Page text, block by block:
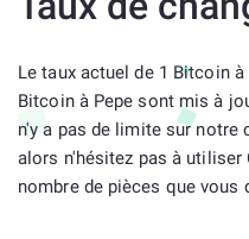
Le taux actuel de 1 Bitcoin
Bitcoin à Pepe sont mis à
n'y a pas de limite sur notre
alors n'hésitez pas à utiliser
nombre de pièces que vous